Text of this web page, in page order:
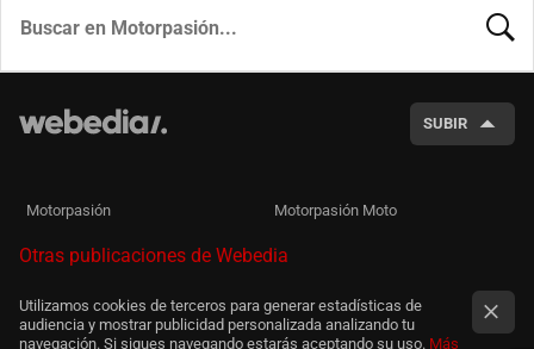
SUBIR
Motorpasión Motorpasión Moto
Otras publicaciones de Webedia
Utilizamos cookies de terceros para generar estadísticas de
audiencia y mostrar publicidad personalizada analizando tu
navegación. Si sigues navegando estarás aceptando su uso. Más